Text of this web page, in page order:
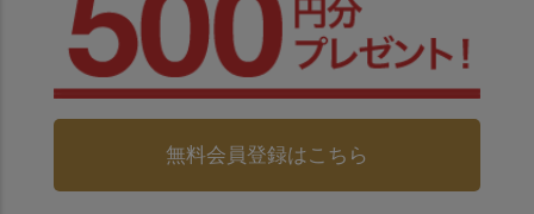
無料会員登録はこちら